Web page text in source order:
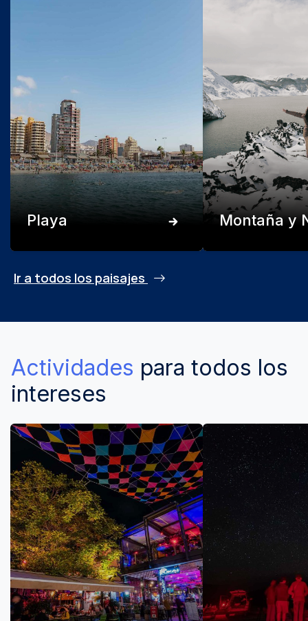
Playa Montaña y
Ir a todos los paisajes
Actividades para todos los
intereses